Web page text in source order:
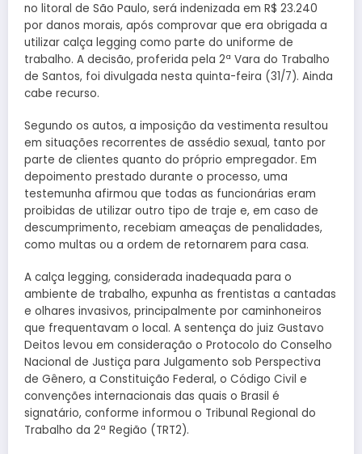
no litoral de São Paulo, será indenizada em R$ 23.240
por danos morais, após comprovar que era obrigada a
utilizar calça legging como parte do uniforme de
trabalho. A decisão, proferida pela 2ª Vara do Trabalho
de Santos, foi divulgada nesta quinta-feira (31/7). Ainda
cabe recurso.
Segundo os autos, a imposição da vestimenta resultou
em situações recorrentes de assédio sexual, tanto por
parte de clientes quanto do próprio empregador. Em
depoimento prestado durante o processo, uma
testemunha afirmou que todas as funcionárias eram
proibidas de utilizar outro tipo de traje e, em caso de
descumprimento, recebiam ameaças de penalidades,
como multas ou a ordem de retornarem para casa.
A calça legging, considerada inadequada para o
ambiente de trabalho, expunha as frentistas a cantadas
e olhares invasivos, principalmente por caminhoneiros
que frequentavam o local. A sentença do juiz Gustavo
Deitos levou em consideração o Protocolo do Conselho
Nacional de Justiça para Julgamento sob Perspectiva
de Gênero, a Constituição Federal, o Código Civil e
convenções internacionais das quais o Brasil é
signatário, conforme informou o Tribunal Regional do
Trabalho da 2ª Região (TRT2).